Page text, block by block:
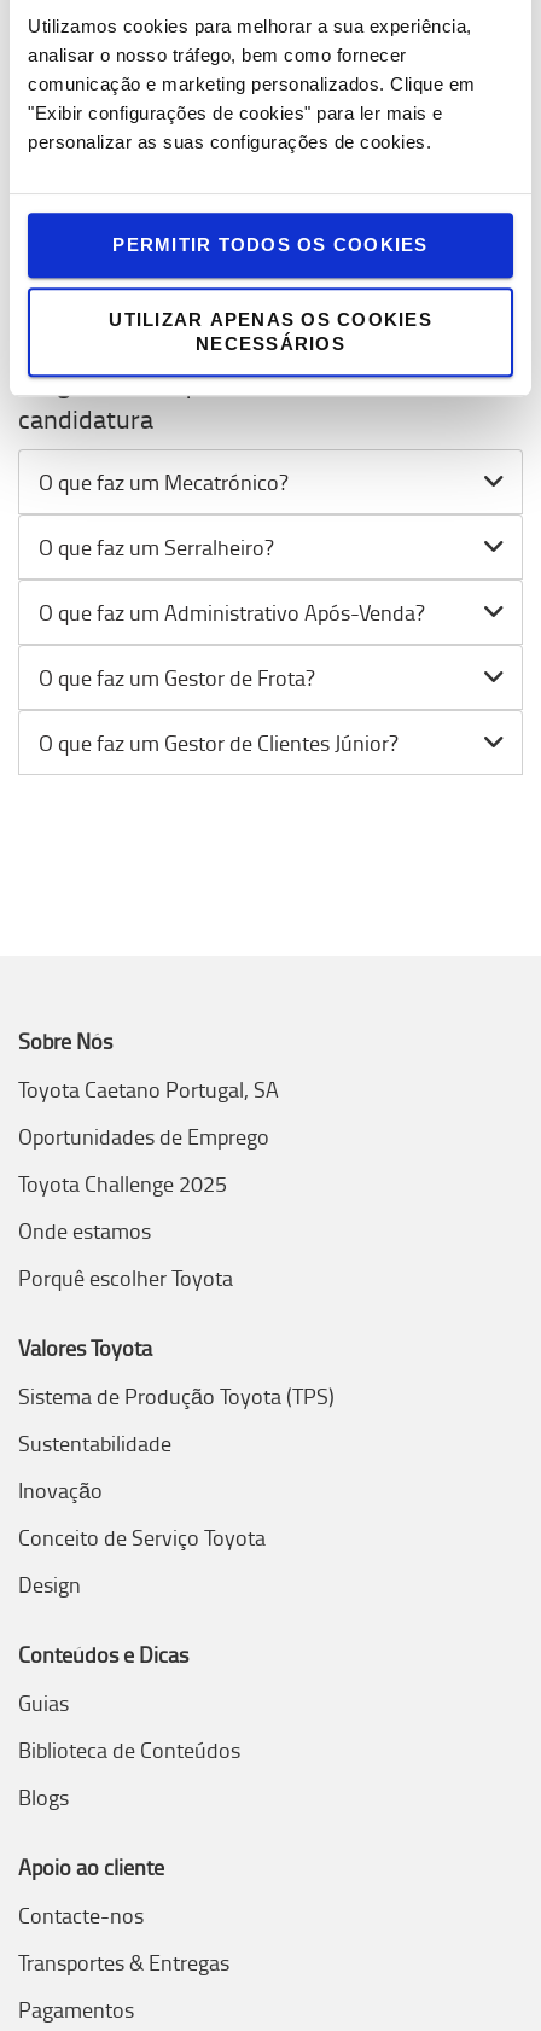
Utilizamos cookies para melhorar a sua experiência,
analisar o nosso tráfego, bem como fornecer
comunicação e marketing personalizados. Clique em
"Exibir configurações de cookies" para ler mais e
personalizar as suas configurações de cookies.
PERMITIR TODOS OS COOKIES
UTILIZAR APENAS OS COOKIES
NECESSÁRIOS
CARREGADO - LISBOA
Técnico de Peças
Estamos a recrutar para a função de
Técnico de
Carregado, Lisboa
não percas a oportunidade.
ENVIAR CANDIDATURA
Perguntas Frequentes sobre as áreas de
candidatura
O que faz um Mecatrónico?
O que faz um Serralheiro?
O que faz um Administrativo Após-Venda?
O que faz um Gestor de Frota?
O que faz um Gestor de Clientes Júnior?
Sobre Nós
Toyota Caetano Portugal, SA
Oportunidades de Emprego
Toyota Challenge 2025
Onde estamos
Porquê escolher Toyota
Valores Toyota
Sistema de Produção Toyota (TPS)
Sustentabilidade
Inovação
Conceito de Serviço Toyota
Design
Conteúdos e Dicas
Guias
Biblioteca de Conteúdos
Blogs
Apoio ao cliente
Contacte-nos
Transportes & Entregas
Pagamentos